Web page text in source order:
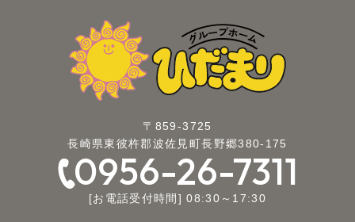
〒859-3725
長崎県東彼杵郡波佐見町長野郷380-175
0956-26-7311
[お電話受付時間] 08:30～17:30